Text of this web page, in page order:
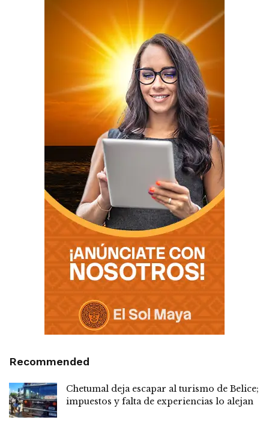
Recommended
Chetumal deja escapar al turismo de Belice;
impuestos y falta de experiencias lo alejan